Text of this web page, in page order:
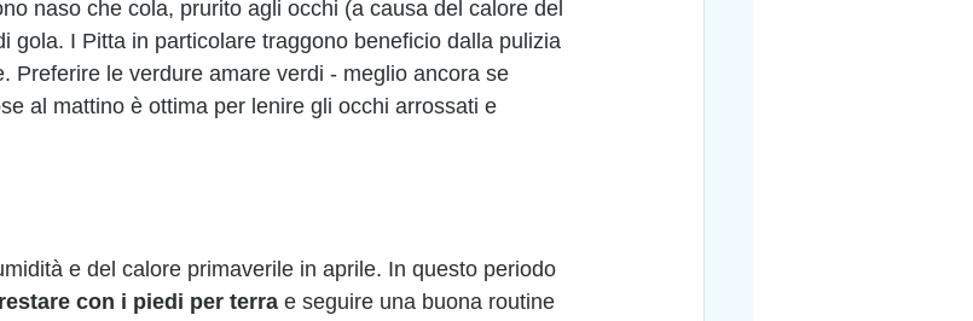
naso che cola, prurito agli occhi (a causa del calore del
gola. I Pitta in particolare traggono beneficio dalla pulizia
Preferire le verdure amare verdi - meglio ancora se
al mattino è ottima per lenire gli occhi arrossati e
e del calore primaverile in aprile. In questo periodo
restare con i piedi per terra e seguire una buona routine